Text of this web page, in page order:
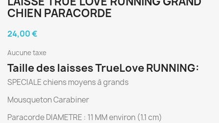
CHIEN PARACORDE
24,00 €
Aucune taxe
Taille des laisses TrueLove RUNNING:
SPECIALE chiens moyens à grands
Mousqueton Carabiner
Paracorde DIAMETRE : 11 MM environ (1.1 cm)